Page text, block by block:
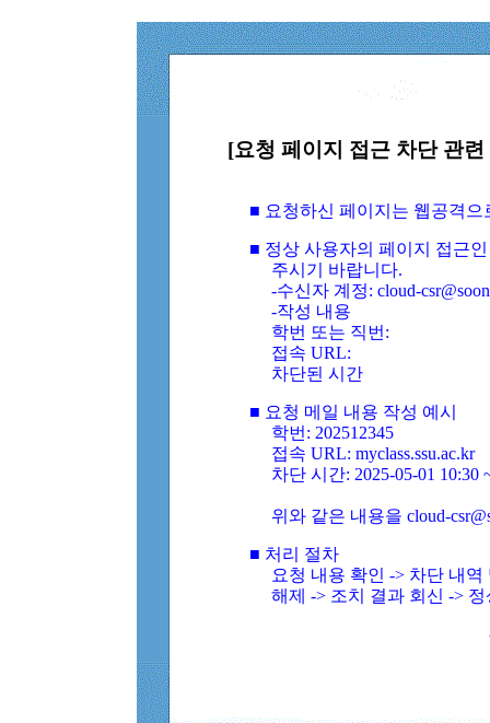
[요청 페이지 접근 차단 관
■ 요청하신 페이지는 웹공격
■ 정상 사용자의 페이지 접근
주시기 바랍니다.
-수신자 계정: cloud-
-작성 내용
학번 또는 직번:
접속 URL:
차단된 시간
■ 요청 메일 내용 작성 예시
학번: 202512345
접속 URL: myclass.ssu.ac.kr
차단 시간: 2025-05-01 10:30
위와 같은 내용을 cloud-
■ 처리 절차
요청 내용 확인 -> 차단 내
해제 -> 조치 결과 회신 ->